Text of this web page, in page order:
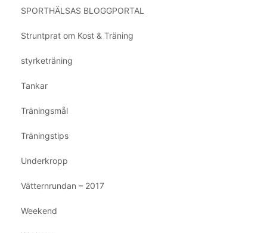
SPORTHÄLSAS BLOGGPORTAL
Struntprat om Kost & Träning
styrketräning
Tankar
Träningsmål
Träningstips
Underkropp
Vätternrundan – 2017
Weekend